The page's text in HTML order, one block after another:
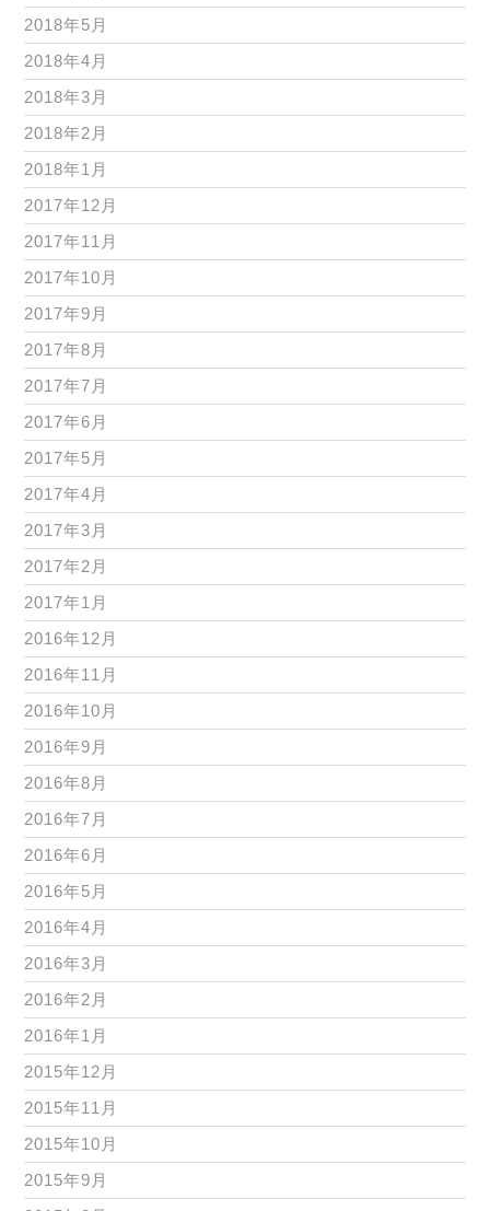
2018年5月
2018年4月
2018年3月
2018年2月
2018年1月
2017年12月
2017年11月
2017年10月
2017年9月
2017年8月
2017年7月
2017年6月
2017年5月
2017年4月
2017年3月
2017年2月
2017年1月
2016年12月
2016年11月
2016年10月
2016年9月
2016年8月
2016年7月
2016年6月
2016年5月
2016年4月
2016年3月
2016年2月
2016年1月
2015年12月
2015年11月
2015年10月
2015年9月